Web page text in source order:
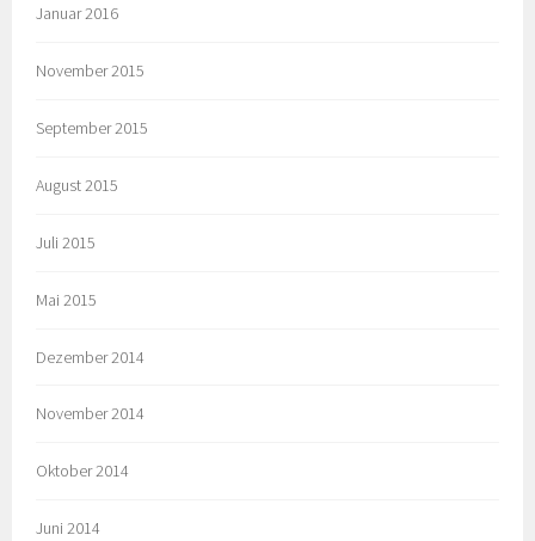
Januar 2016
November 2015
September 2015
August 2015
Juli 2015
Mai 2015
Dezember 2014
November 2014
Oktober 2014
Juni 2014